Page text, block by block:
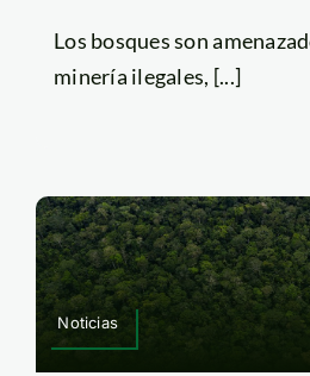
Los bosques son
minería ilegales, [...]
Noticias